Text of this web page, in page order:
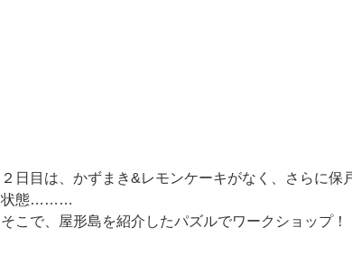
２日目は、かずまき&レモンケーキがなく、さらに保
状態………
そこで、屋形島を紹介したパズルでワークショップ！